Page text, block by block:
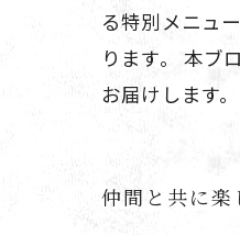
る特別メニュ
ります。 本ブ
お届けします。
仲間と共に